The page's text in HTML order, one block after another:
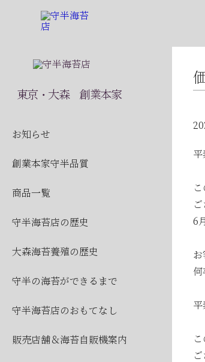
東京・大森 創業本家
お知らせ
創業本家守半品質
商品一覧
守半海苔店の歴史
大森海苔養殖の歴史
守半の海苔ができるまで
守半海苔店のおもてなし
販売店舗＆海苔自販機案内
平
6
お
何
平